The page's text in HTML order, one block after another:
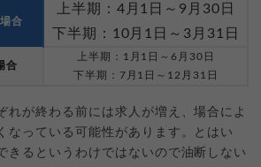
合
上半期：4月1日～9月30日
下半期：10月1日～3月31日
合
上半期：1月1日～6月30日
下半期：7月1日～12月31日
れが終わる前には求人が増え、場合によ
なっている可能性があります。とはい
きるというわけではないので油断しない